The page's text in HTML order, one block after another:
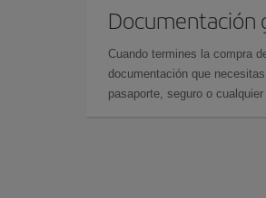
Documentación
Cuando termines la compra
documentación que
pasaporte, seguro o